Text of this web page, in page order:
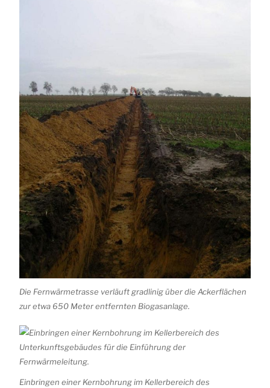
Die Fernwärmetrasse verläuft gradlinig über die Ackerflächen
zur etwa 650 Meter entfernten Biogasanlage.
Einbringen einer Kernbohrung im Kellerbereich des